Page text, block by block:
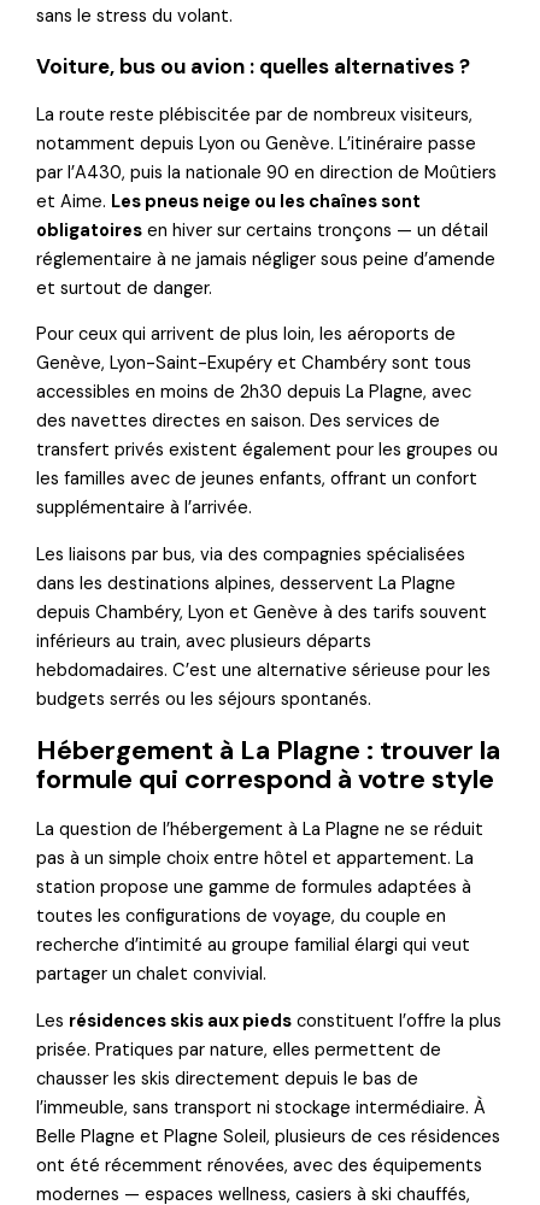
sans le stress du volant.
Voiture, bus ou avion : quelles alternatives ?
La route reste plébiscitée par de nombreux visiteurs,
notamment depuis Lyon ou Genève. L’itinéraire passe
par l’A430, puis la nationale 90 en direction de Moûtiers
et Aime. Les pneus neige ou les chaînes sont
obligatoires en hiver sur certains tronçons — un détail
réglementaire à ne jamais négliger sous peine d’amende
et surtout de danger.
Pour ceux qui arrivent de plus loin, les aéroports de
Genève, Lyon-Saint-Exupéry et Chambéry sont tous
accessibles en moins de 2h30 depuis La Plagne, avec
des navettes directes en saison. Des services de
transfert privés existent également pour les groupes ou
les familles avec de jeunes enfants, offrant un confort
supplémentaire à l’arrivée.
Les liaisons par bus, via des compagnies spécialisées
dans les destinations alpines, desservent La Plagne
depuis Chambéry, Lyon et Genève à des tarifs souvent
inférieurs au train, avec plusieurs départs
hebdomadaires. C’est une alternative sérieuse pour les
budgets serrés ou les séjours spontanés.
Hébergement à La Plagne : trouver la
formule qui correspond à votre style
La question de l’hébergement à La Plagne ne se réduit
pas à un simple choix entre hôtel et appartement. La
station propose une gamme de formules adaptées à
toutes les configurations de voyage, du couple en
recherche d’intimité au groupe familial élargi qui veut
partager un chalet convivial.
Les résidences skis aux pieds constituent l’offre la plus
prisée. Pratiques par nature, elles permettent de
chausser les skis directement depuis le bas de
l’immeuble, sans transport ni stockage intermédiaire. À
Belle Plagne et Plagne Soleil, plusieurs de ces résidences
ont été récemment rénovées, avec des équipements
modernes — espaces wellness, casiers à ski chauffés,